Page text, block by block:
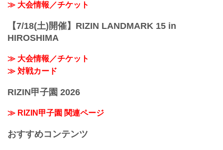
≫ 大会情報／チケット
【7/18(土)開催】RIZIN LANDMARK 15 in
HIROSHIMA
≫ 大会情報／チケット
≫ 対戦カード
RIZIN甲子園 2026
≫ RIZIN甲子園 関連ページ
おすすめコンテンツ